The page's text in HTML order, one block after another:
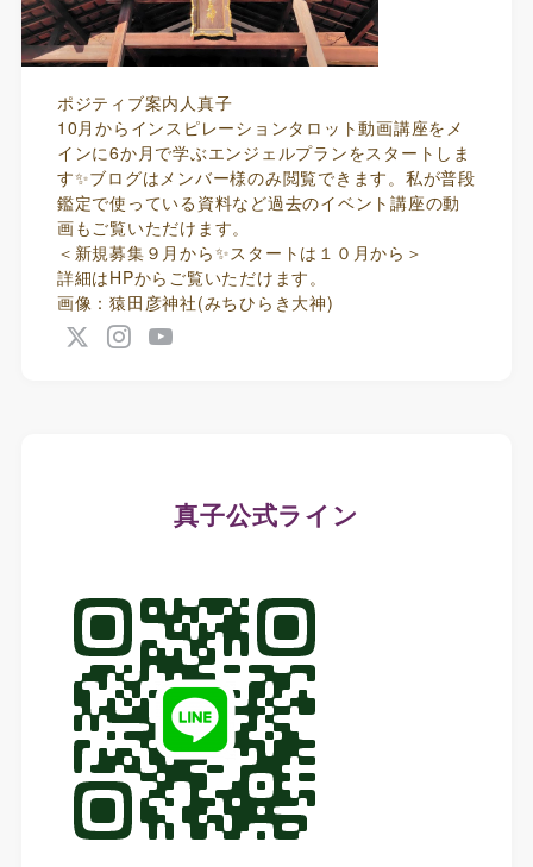
ポジティブ案内人真子
10月からインスピレーションタロット動画講座をメ
インに6か月で学ぶエンジェルプランをスタートしま
す✨ブログはメンバー様のみ閲覧できます。私が普段
鑑定で使っている資料など過去のイベント講座の動
画もご覧いただけます。
＜新規募集９月から✨スタートは１０月から＞
詳細はHPからご覧いただけます。
画像：猿田彦神社(みちひらき大神)
真子公式ライン